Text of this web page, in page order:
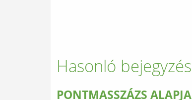
Hasonló
PONTMASSZÁZS